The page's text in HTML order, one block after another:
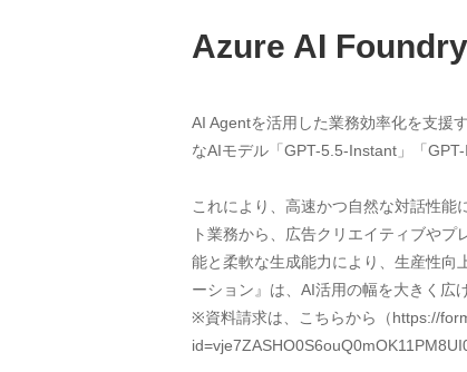
Azure AI
AI Agentを活用した業務効率化を支援
なAIモデル「GPT-5.5-Instant」「
これにより、高速かつ自然な対話性
ト業務から、広告クリエイティブや
能と柔軟な生成能力により、生産性向
ーション』は、AI活用の幅を大きく広
※資料請求は、こちらから（https://